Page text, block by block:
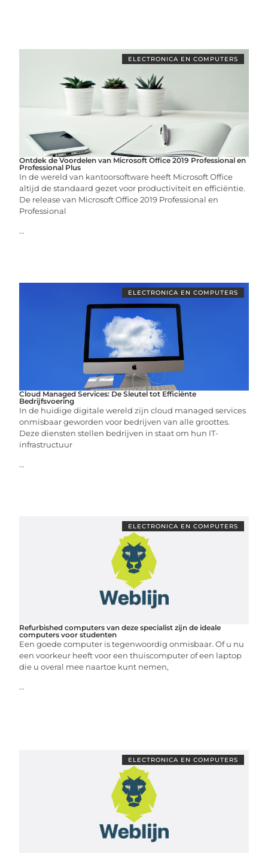
ELECTRONICA EN COMPUTERS
Ontdek de Voordelen van Microsoft Office 2019 Professional en
Professional Plus
In de wereld van kantoorsoftware heeft Microsoft Office
altijd de standaard gezet voor productiviteit en efficiëntie.
De release van Microsoft Office 2019 Professional en
Professional
...
ELECTRONICA EN COMPUTERS
Cloud Managed Services: De Sleutel tot Efficiënte
Bedrijfsvoering
In de huidige digitale wereld zijn cloud managed services
onmisbaar geworden voor bedrijven van alle groottes.
Deze diensten stellen bedrijven in staat om hun IT-
infrastructuur
...
ELECTRONICA EN COMPUTERS
Refurbished computers van deze specialist zijn de ideale
computers voor studenten
Een goede computer is tegenwoordig onmisbaar. Of u nu
een voorkeur heeft voor een thuiscomputer of een laptop
die u overal mee naartoe kunt nemen,
...
ELECTRONICA EN COMPUTERS